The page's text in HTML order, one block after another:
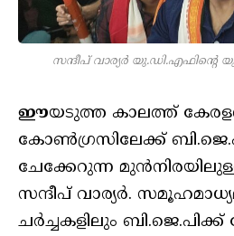
സന്ദീപ് വാര്യർ യു.ഡി.എഫിന്റെ
ഈയടുത്ത കാലത്ത്
കോൺഗ്രസിലേക്ക്
ചേക്കേറുന്ന
സന്ദീപ് വാര്യർ.
ചർച്ചകളിലും ബി.ജെ.പിക്ക്